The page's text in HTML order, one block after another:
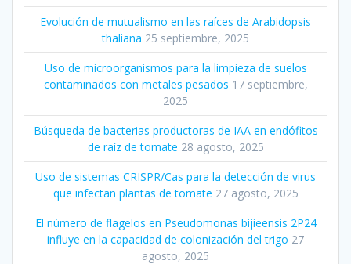
Evolución de mutualismo en las raíces de Arabidopsis
thaliana 25 septiembre, 2025
Uso de microorganismos para la limpieza de suelos
contaminados con metales pesados 17 septiembre,
2025
Búsqueda de bacterias productoras de IAA en endófitos
de raíz de tomate 28 agosto, 2025
Uso de sistemas CRISPR/Cas para la detección de virus
que infectan plantas de tomate 27 agosto, 2025
El número de flagelos en Pseudomonas bijieensis 2P24
influye en la capacidad de colonización del trigo 27
agosto, 2025